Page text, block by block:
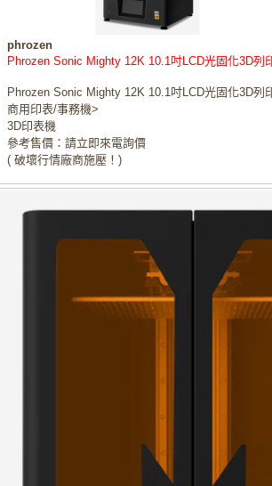
phrozen
Phrozen Sonic Mighty 12K 10.1吋LCD光固化3D列
Phrozen Sonic Mighty 12K 10.1吋LCD光固化3D列
商用印表/事務機>
3D印表機
參考售價：請立即來電詢價
( 破壞行情廠商施壓！)